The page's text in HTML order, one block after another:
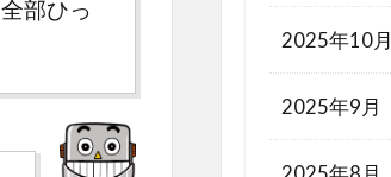
全部ひっ
2025年10月
2025年9月